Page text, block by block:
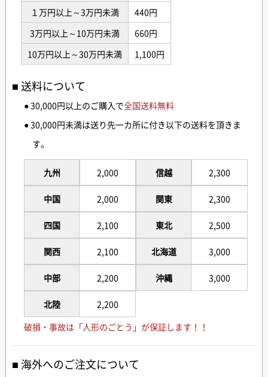
１万円以上～3万円未満
440円
3万円以上～10万円未満
660円
10万円以上～30万円未満
1,100円
送料について
● 30,000円以上のご購入で全国送料無料
● 30,000円未満は送り先一カ所に付き以下の送料を頂きま
す。
九州
中国
四国
関西
中部
北陸
2,000
2,000
2,100
2,100
2,200
2,200
信越
関東
東北
北海道
沖縄
2,300
2,300
2,500
3,000
3,000
破損・事故は「人形のごとう」が保証します！！
海外へのご注文について